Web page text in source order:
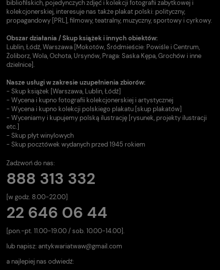
bibliofilskich, pojedynczych zdjęć i kolekcji fotografii zabytkowej i
kolekcjonerskiej, interesuje nas także plakat polski: polityczny,
propagandowy [PRL], filmowy, teatralny, muzyczny, sportowy i cyrkowy.
Obszar działania / Skup książek i innych obiektów:
Lublin, Łódź, Warszawa [Mokotów, Śródmieście: Powiśle i Centrum,
Żoliborz, Wola, Ochota, Ursynów, Praga: Saska Kępa, Grochów i inne
dzielnice].
Nasze usługi w zakresie uzupełnienia zbiorów:
- Skup książek [Warszawa, Lublin, Łódź]
- Wycena i kupno fotografii kolekcjonerskiej i artystycznej
- Wycena i kupno kolekcji polskiego plakatu [skup plakatów]
- Wyceniamy i kupujemy polską ilustrację [rysunek, projekty ilustracji
etc.]
- Skup płyt winylowych
- Skup pocztówek wydanych przed 1945 rokiem
Zadzwoń do nas:
888 313 332
[w godz. 8.00-22.00]
22 646 06 44
[pon.-pt. 11.00-19.00 / sob. 10.00-14.00].
lub napisz: antykwariatwaw@gmail.com
a najlepiej nas odwiedź: